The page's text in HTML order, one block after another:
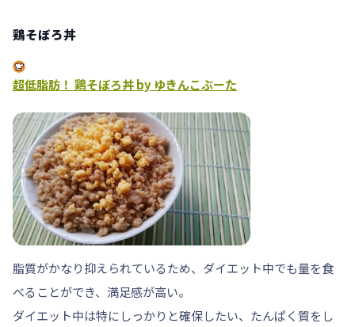
鶏そぼろ丼
超低脂肪！ 鶏そぼろ丼 by ゆきんこぶーた
脂質がかなり抑えられているため、ダイエット中でも量を食
べることができ、 満足感が高い。
ダイエット中は特にしっかりと確保したい、 たんぱく質をし